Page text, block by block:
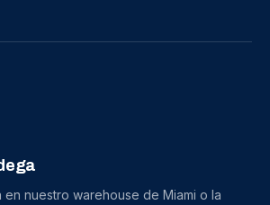
en nuestro warehouse de Miami o la